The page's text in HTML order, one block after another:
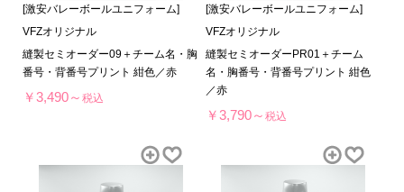
[激安バレーボールユニフォーム]
VFZオリジナル
縫製セミオーダー09＋チーム名・胸
番号・背番号プリント 紺色／赤
￥3,490～税込
[激安バレーボールユニフォーム]
VFZオリジナル
縫製セミオーダーPR01＋チーム
名・胸番号・背番号プリント 紺色
／赤
￥3,790～ 税込